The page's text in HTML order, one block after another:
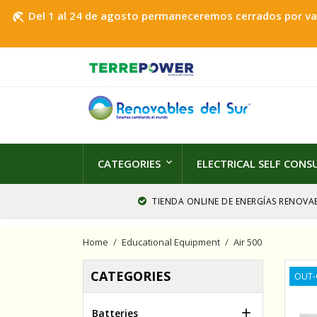
beach_access Del 1 al 24 de agosto permaneceremos cerrados por
CATEGORIES ELECTRICAL SELF
TIENDA ONLINE DE ENERGÍAS
Home Educational Equipment Air 500
CATEGORIES
Batteries 